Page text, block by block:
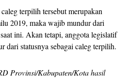
terpilih tersebut merupakan
2019, maka wajib mundur dari
ini. Akan tetapi, anggota legislatif
dari statusnya sebagai caleg terpilih.
Provinsi/Kabupaten/Kota hasil